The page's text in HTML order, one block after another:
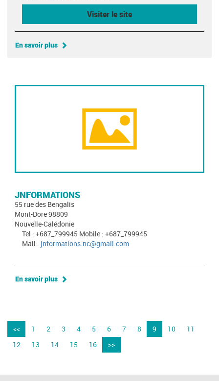
Visiter le site
En savoir plus
JNFORMATIONS
55 rue des Bengalis
Mont-Dore 98809
Nouvelle-Calédonie
Tel : +687_799945 Mobile : +687_799945
Mail : jnformations.nc@gmail.com
En savoir plus
<< 1 2 3 4 5 6 7 8 9 10
11
12
13 14 15 16 >>